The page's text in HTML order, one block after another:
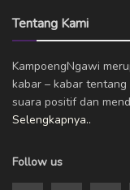
Tentang Kami
KampoengNgawi
kabar – kabar
suara positif dan
Selengkapnya..
Follow us